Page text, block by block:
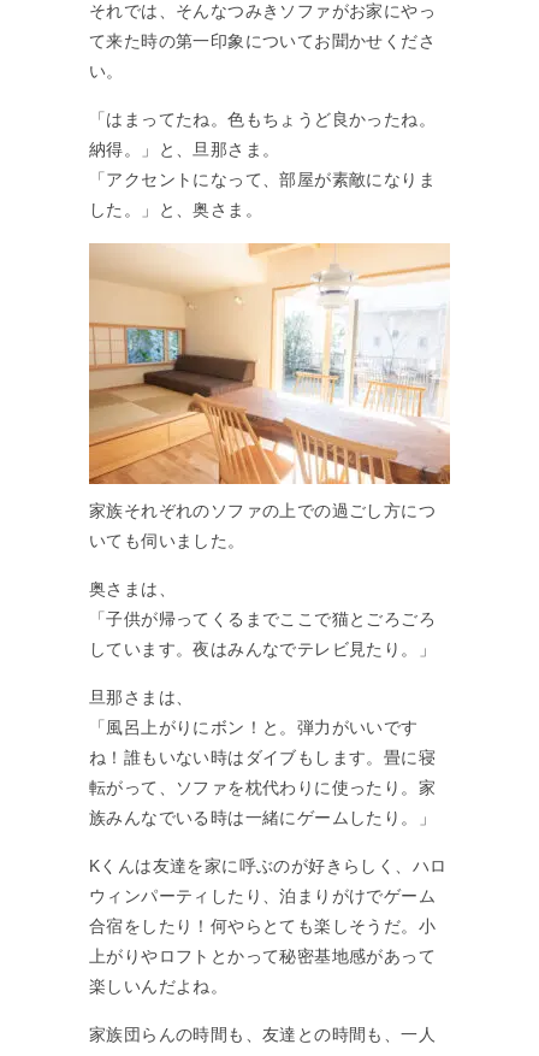
それでは、そんなつみきソファがお家にやっ
て来た時の第一印象についてお聞かせくださ
い。
「はまってたね。色もちょうど良かったね。
納得。」と、旦那さま。
「アクセントになって、部屋が素敵になりま
した。」と、奥さま。
家族それぞれのソファの上での過ごし方につ
いても伺いました。
奥さまは、
「子供が帰ってくるまでここで猫とごろごろ
しています。夜はみんなでテレビ見たり。」
旦那さまは、
「風呂上がりにボン！と。弾力がいいです
ね！誰もいない時はダイブもします。畳に寝
転がって、ソファを枕代わりに使ったり。家
族みんなでいる時は一緒にゲームしたり。」
Kくんは友達を家に呼ぶのが好きらしく、ハロ
ウィンパーティしたり、泊まりがけでゲーム
合宿をしたり！何やらとても楽しそうだ。小
上がりやロフトとかって秘密基地感があって
楽しいんだよね。
家族団らんの時間も、友達との時間も、一人